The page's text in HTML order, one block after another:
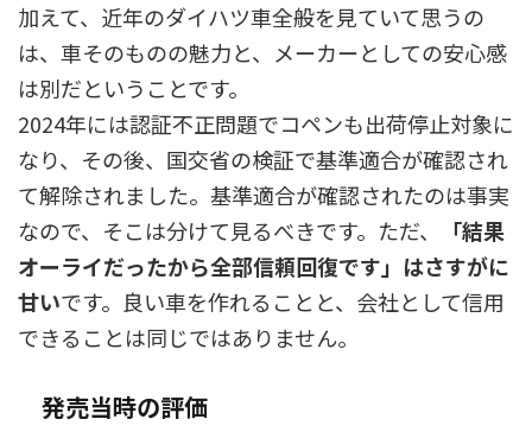
加えて、近年のダイハツ車全般を見ていて思うの
は、車そのものの魅力と、メーカーとしての安心感
は別だということです。
2024年には認証不正問題でコペンも出荷停止対象に
なり、その後、国交省の検証で基準適合が確認され
て解除されました。基準適合が確認されたのは事実
なので、そこは分けて見るべきです。ただ、
「結果
オーライだったから全部信頼回復です」はさすがに
甘いです。良い車を作れることと、会社として信用
できることは同じではありません。
発売当時の評価